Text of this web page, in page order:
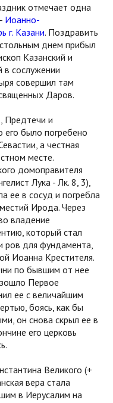
отмечает одна
Иоанно-
г. Казани. Поздравить
днем прибыл
Казанский и
в сослужении
совершил там
Даров.
Предтечи и
его было погребено
а честная
месте.
домоправителя
Лука - Лк. 8, 3),
ее в сосуд и погребла
Ирода. Через
владение
который стал
ров для фундамента,
Иоанна Крестителя.
по бывшим от нее
Первое
ее с величайшим
боясь, как бы
он снова скрыл ее в
его церковь
Великого (+
вера стала
в Иерусалим на